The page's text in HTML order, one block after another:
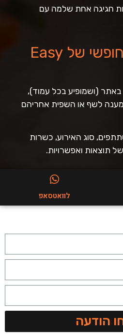
חגיגה אחת שלמה עם
מנוע החיפוש החופשי של Easy
באתר (ושמופיע בכל עמוד),
לשף או השפית אחריהם
סוג האירוע, כשרות
תוצאות ואפשרויות.
לוואטסאפ
הודעה